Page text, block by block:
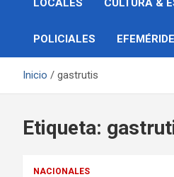
LOCALES CULTURA &
POLICIALES
Inicio gastrutis
Etiqueta:
NACIONALES